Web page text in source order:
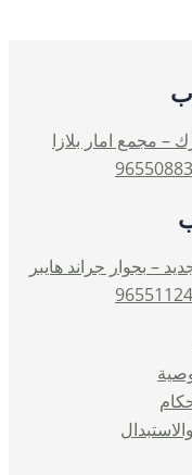
– مجمع امار بلازا
– بجوار جراند هايبر